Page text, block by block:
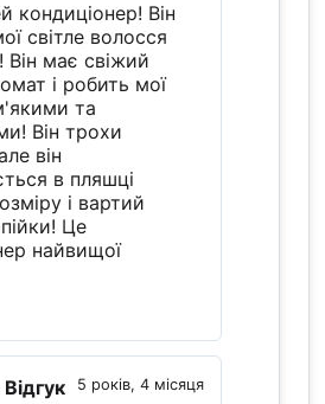
кондиціонер! Він
світле волосся
Він має свіжий
і робить мої
та
Він трохи
він
в пляшці
і вартий
Це
найвищої
5 років, 4 місяця
Відгук